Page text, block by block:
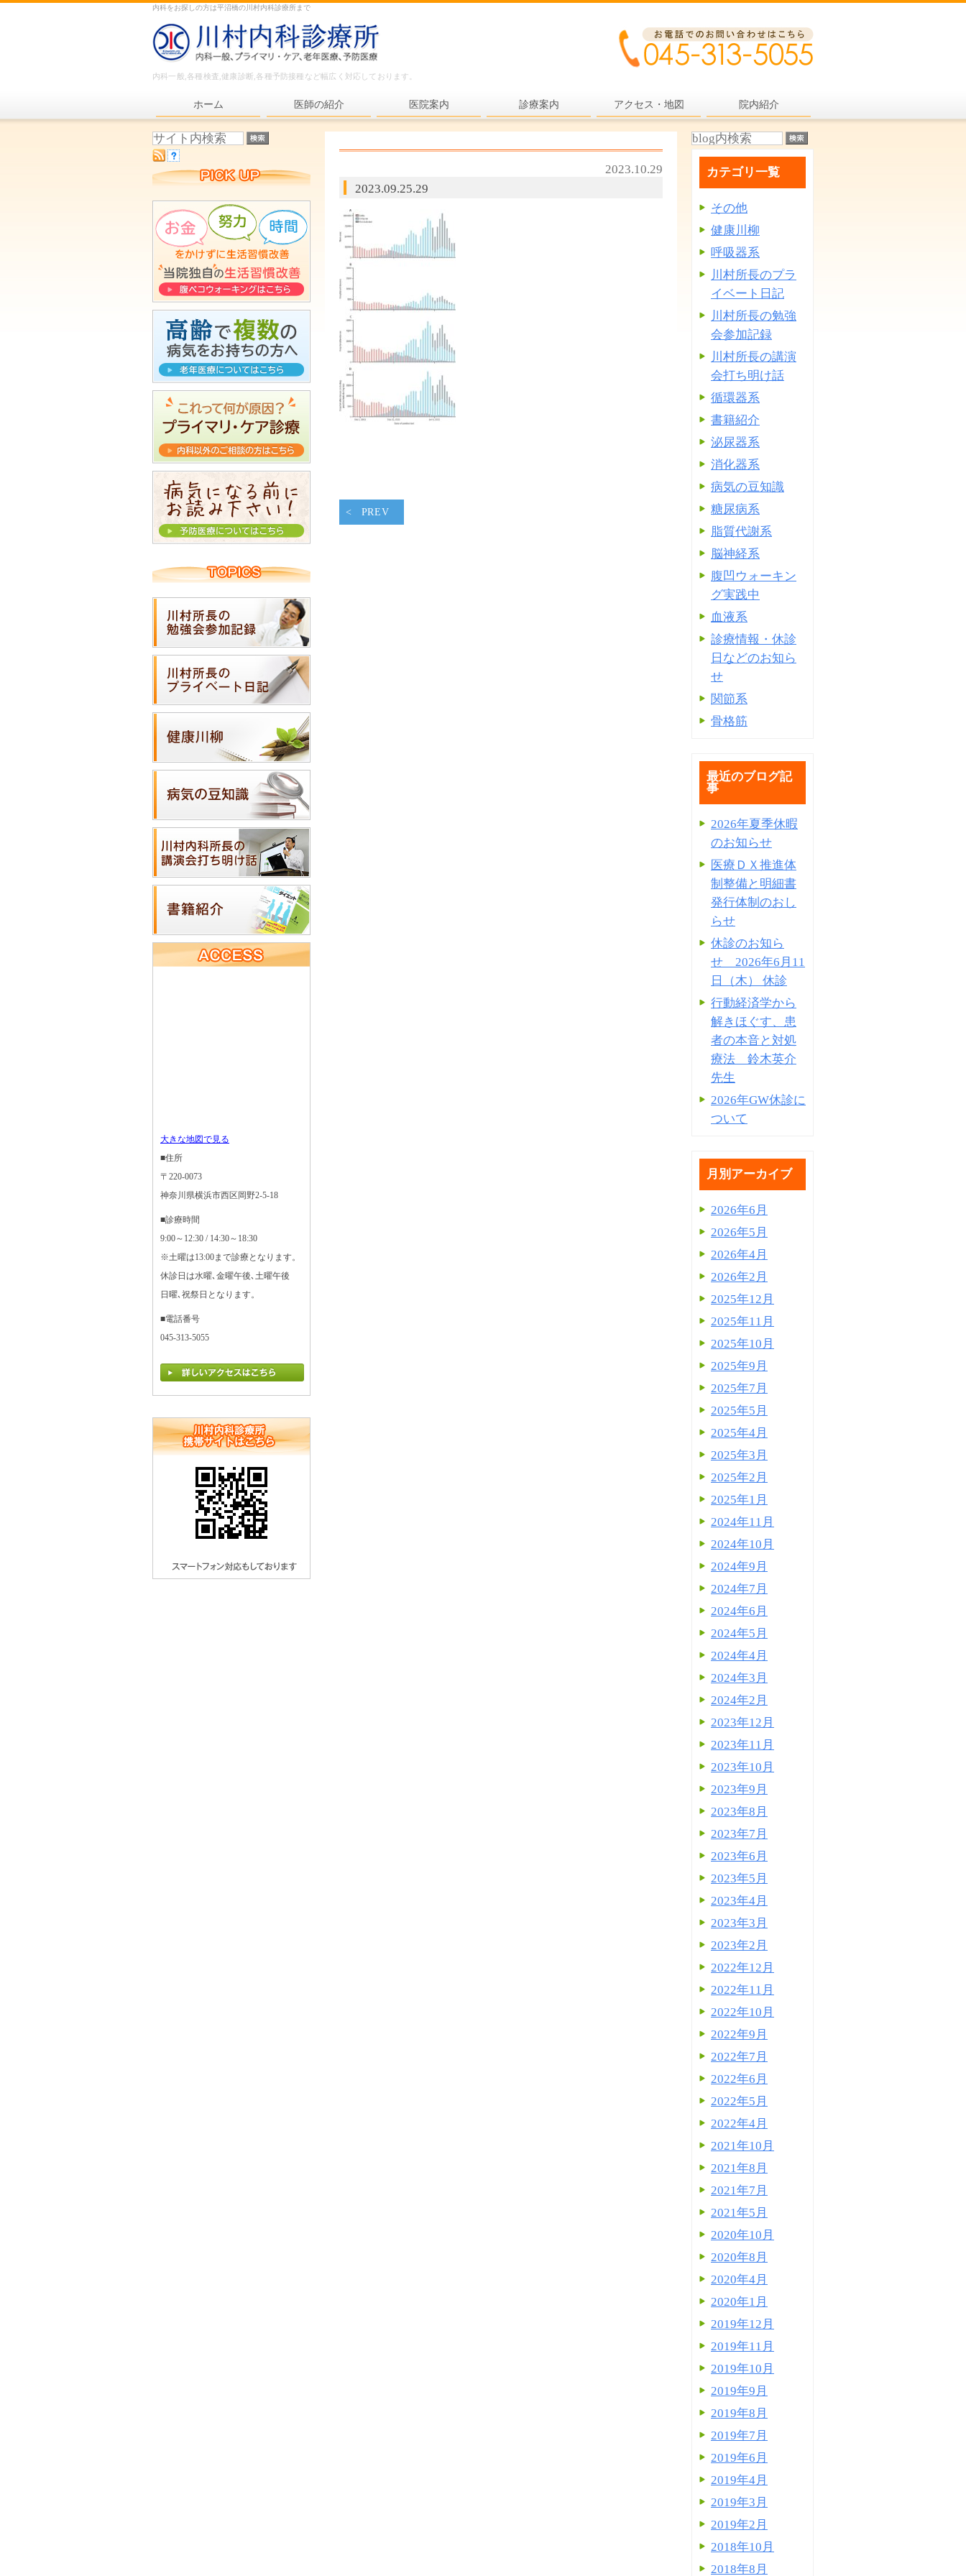
内科をお探しの方は平沼橋の川村内科診療所まで
内科一般,各種検査,健康診断,各種予防接種など幅広く対応しております。
ホーム 医師の紹介 医院案内 診療案内
内科一般
アクセス・地図 院内紹介
2023.10.29
2023.09.25.29
PREV
カテゴリ一覧
その他
健康川柳
呼吸器系
川村所長のプラ
イベート日記
川村所長の勉強
会参加記録
川村所長の講演
会打ち明け話
循環器系
書籍紹介
泌尿器系
消化器系
病気の豆知識
糖尿病系
脂質代謝系
脳神経系
腹凹ウォーキン
グ実践中
血液系
診療情報・休診
日などのお知ら
せ
関節系
骨格筋
最近のブログ記
事
2026年夏季休暇
のお知らせ
医療ＤＸ推進体
制整備と明細書
発⾏体制のおし
らせ
休診のお知ら
せ 2026年6月11
日（木） 休診
行動経済学から
解きほぐす、患
者の本音と対処
療法 鈴木英介
先生
2026年GW休診に
ついて
月別アーカイブ
2026年6月
2026年5月
2026年4月
2026年2月
2025年12月
2025年11月
2025年10月
2025年9月
2025年7月
2025年5月
2025年4月
2025年3月
2025年2月
2025年1月
2024年11月
2024年10月
2024年9月
2024年7月
2024年6月
2024年5月
2024年4月
2024年3月
2024年2月
2023年12月
2023年11月
2023年10月
2023年9月
2023年8月
2023年7月
2023年6月
2023年5月
2023年4月
2023年3月
2023年2月
2022年12月
2022年11月
2022年10月
2022年9月
2022年7月
2022年6月
2022年5月
2022年4月
2021年10月
2021年8月
2021年7月
2021年5月
2020年10月
2020年8月
2020年4月
2020年1月
2019年12月
2019年11月
2019年10月
2019年9月
2019年8月
2019年7月
2019年6月
2019年4月
2019年3月
2019年2月
2018年10月
2018年8月
大きな地図で見る
■住所
〒220-0073
神奈川県横浜市西区岡野2-5-18
■診療時間
9:00～12:30 / 14:30～18:30
※土曜は13:00まで診療となります。
休診日は水曜､金曜午後､土曜午後
日曜､祝祭日となります。
■電話番号
045-313-5055